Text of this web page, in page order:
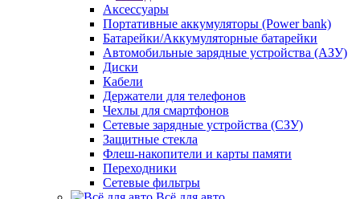
Аксессуары
Портативные аккумуляторы (Power bank)
Батарейки/Аккумуляторные батарейки
Автомобильные зарядные устройства (АЗУ)
Диски
Кабели
Держатели для телефонов
Чехлы для смартфонов
Сетевые зарядные устройства (СЗУ)
Защитные стекла
Флеш-накопители и карты памяти
Переходники
Сетевые фильтры